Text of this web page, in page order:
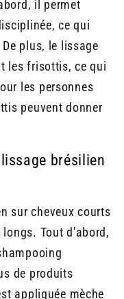
il permet
ce qui
plus, le lissage
les frisottis, ce qui
les personnes
peuvent donner
brésilien
sur cheveux courts
Tout d'abord,
de produits
appliquée mèche